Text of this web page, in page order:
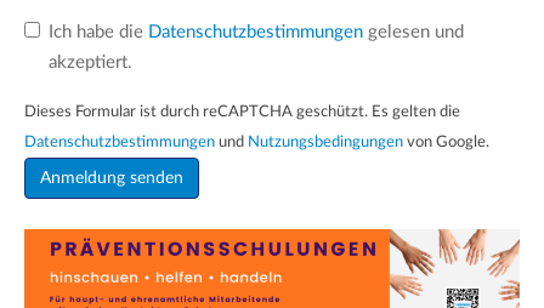
Ich habe die Datenschutzbestimmungen gelesen und
akzeptiert.
Dieses Formular ist durch reCAPTCHA geschützt. Es gelten die
Datenschutzbestimmungen und Nutzungsbedingungen von Google.